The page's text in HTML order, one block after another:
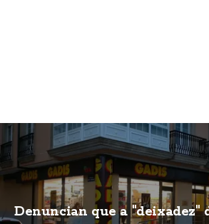
Denuncian que a "deixadez"